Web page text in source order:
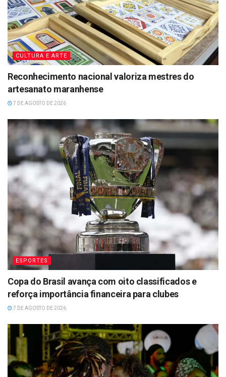
CULTURA E ARTE
Reconhecimento nacional valoriza mestres do
artesanato maranhense
7 DE AGOSTO DE 2026
ESPORTES
Copa do Brasil avança com oito classificados e
reforça importância financeira para clubes
7 DE AGOSTO DE 2026